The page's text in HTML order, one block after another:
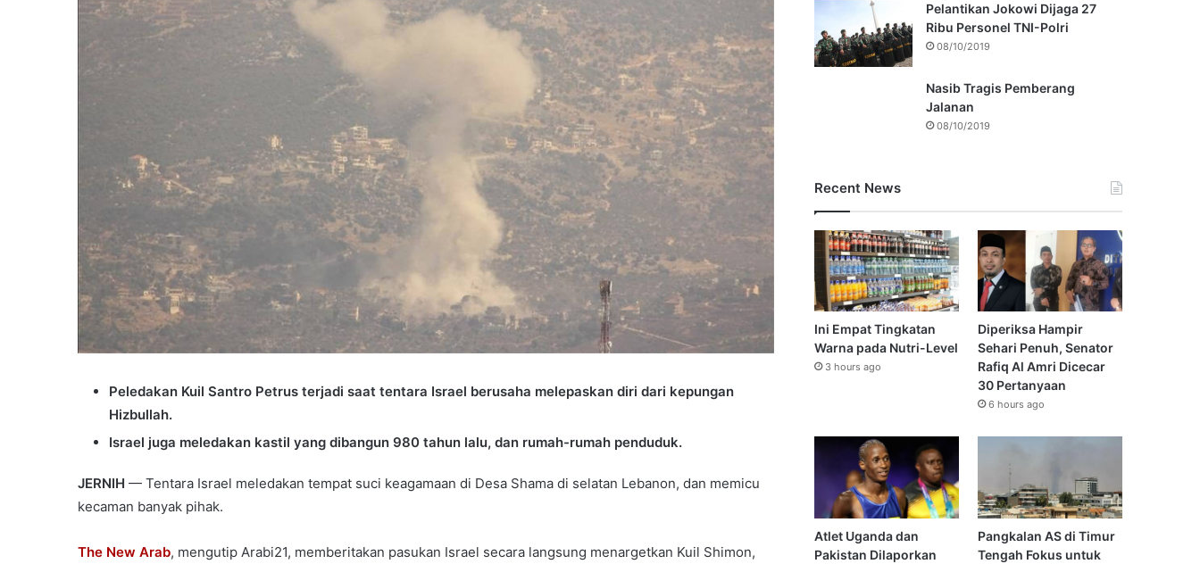
Peledakan Kuil Santro Petrus terjadi saat tentara Israel berusaha melepaskan diri dari kepungan
Hizbullah.
Israel juga meledakan kastil yang dibangun 980 tahun lalu, dan rumah-rumah penduduk.
JERNIH — Tentara Israel meledakan tempat suci keagamaan di Desa Shama di selatan Lebanon, dan memicu
kecaman banyak pihak.
The New Arab, mengutip Arabi21, memberitakan pasukan Israel secara langsung menargetkan Kuil Shimon,
Pelantikan Jokowi Dijaga 27
Ribu Personel TNI-Polri
08/10/2019
Nasib Tragis Pemberang
Jalanan
08/10/2019
Recent News
Ini Empat Tingkatan
Warna pada Nutri-Level
3 hours ago
Diperiksa Hampir
Sehari Penuh, Senator
Rafiq Al Amri Dicecar
30 Pertanyaan
6 hours ago
Atlet Uganda dan
Pakistan Dilaporkan
Pangkalan AS di Timur
Tengah Fokus untuk